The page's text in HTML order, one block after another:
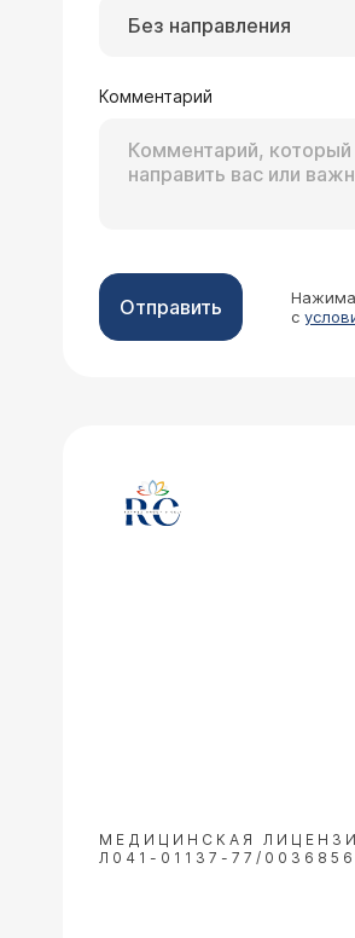
Без направления
Комментарий
Отправить
с
МЕДИЦИНСКАЯ
Л041-01137-77/